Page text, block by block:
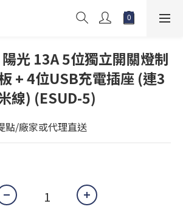
光 13A 5位獨立開關燈制
+ 4位USB充電插座 (連3
線) (ESUD-5)
點/廠家或代理直送